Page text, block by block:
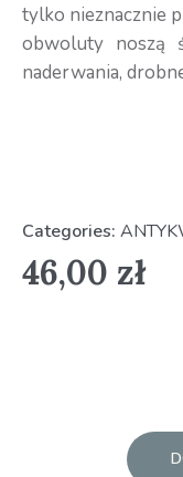
tylko nieznacznie
obwoluty noszą
naderwania,
Categories:
46,00 zł